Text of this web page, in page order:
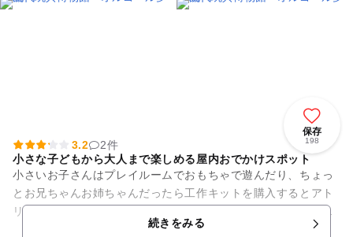
保存
198
3.2
2件
小さな子どもから大人まで楽しめる屋内おでかけスポット
小さいお子さんはプレイルームでおもちゃで遊んだり、ちょっ
とお兄ちゃんお姉ちゃんだったら工作キットを購入するとアト
リエで組み立て・工作を作ることができたりと、年齢広く楽し
むことができる屋内スポット...続きをみる